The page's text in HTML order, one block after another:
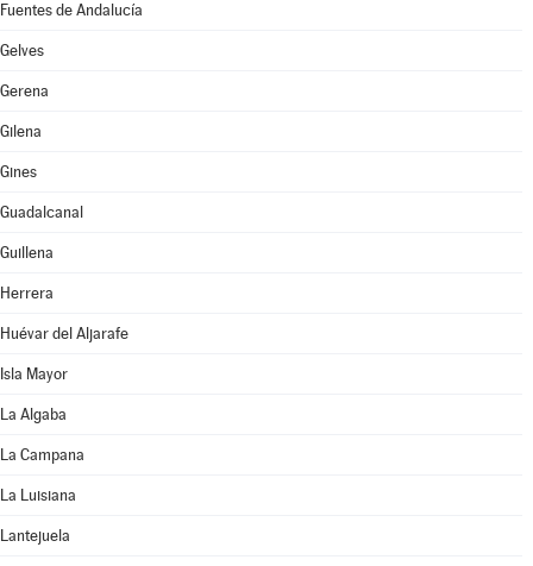
Fuentes de Andalucía
Gelves
Gerena
Gilena
Gines
Guadalcanal
Guillena
Herrera
Huévar del Aljarafe
Isla Mayor
La Algaba
La Campana
La Luisiana
Lantejuela